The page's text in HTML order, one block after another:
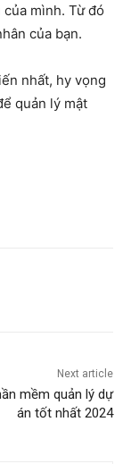
mình. Từ đó
của bạn.
nhất, hy vọng
quản lý mật
Next article
mềm quản lý dự
án tốt nhất 2024